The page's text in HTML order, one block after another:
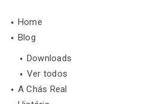
Home
Blog
Downloads
Ver todos
A Chás Real